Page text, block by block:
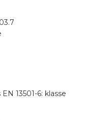
13501-6: klasse